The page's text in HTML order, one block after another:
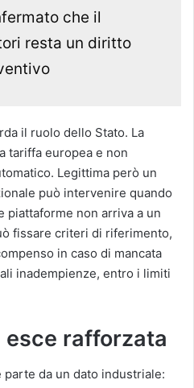
che il
resta un diritto
il ruolo dello Stato. La
tariffa europea e non
Legittima però un
può intervenire quando
piattaforme non arriva a un
fissare criteri di riferimento,
in caso di mancata
inadempienze, entro i limiti
esce rafforzata
da un dato industriale: